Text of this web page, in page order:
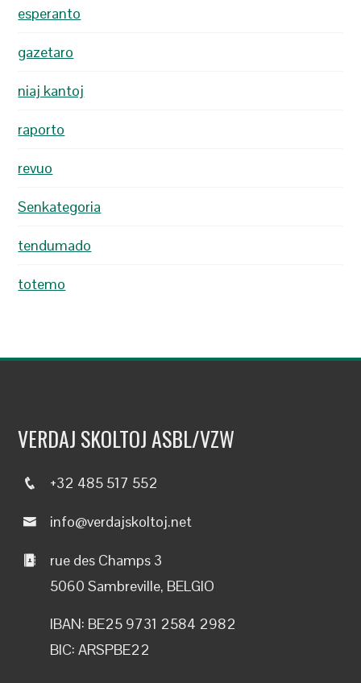
esperanto
gazetaro
niaj kantoj
raporto
revuo
Senkategoria
tendumado
totemo
VERDAJ SKOLTOJ ASBL/VZW
+32 485 517 552
info@verdajskoltoj.net
rue des Champs 3
5060 Sambreville, BELGIO
IBAN: BE25 9731 2584 2982
BIC: ARSPBE22